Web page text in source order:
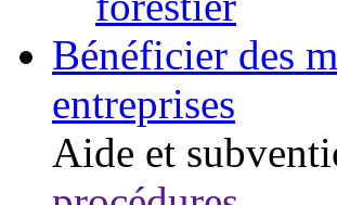
Bénéficier des
entreprises
Aide et